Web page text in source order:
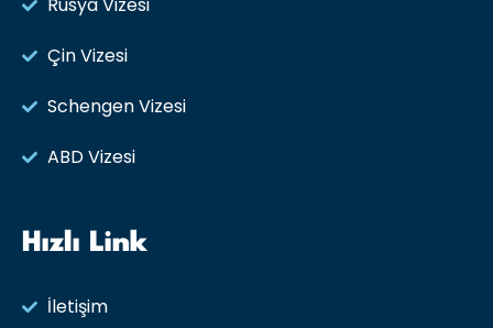
Çin Vizesi
Schengen Vizesi
ABD Vizesi
Hızlı Link
İletişim